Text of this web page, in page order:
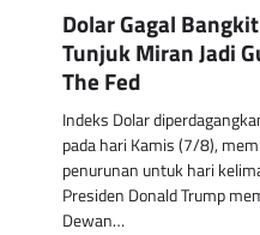
Dolar Gagal
Tunjuk Miran Jadi
The Fed
Indeks Dolar
pada hari Kamis (7/8),
penurunan untuk hari
Presiden Donald Trump
Dewan…